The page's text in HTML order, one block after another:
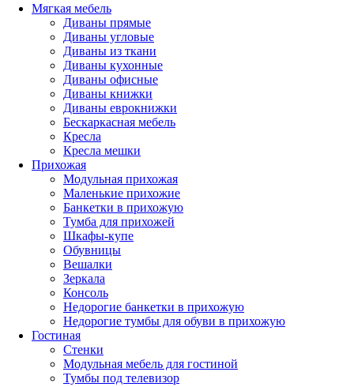
Мягкая мебель
Диваны прямые
Диваны угловые
Диваны из ткани
Диваны кухонные
Диваны офисные
Диваны книжки
Диваны еврокнижки
Бескаркасная мебель
Кресла
Кресла мешки
Прихожая
Модульная прихожая
Маленькие прихожие
Банкетки в прихожую
Тумба для прихожей
Шкафы-купе
Обувницы
Вешалки
Зеркала
Консоль
Недорогие банкетки в прихожую
Недорогие тумбы для обуви в прихожую
Гостиная
Стенки
Модульная мебель для гостиной
Тумбы под телевизор